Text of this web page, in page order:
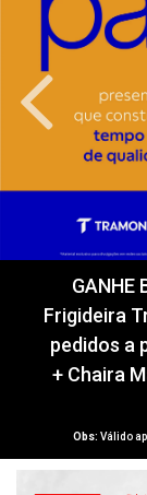
GANHE
Frigideira
pedidos a
+ Chaira
Obs: Válido